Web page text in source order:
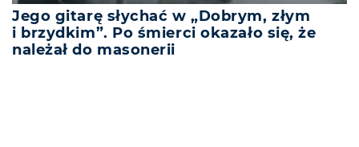
Jego gitarę słychać w „Dobrym, złym
i brzydkim”. Po śmierci okazało się, że
należał do masonerii